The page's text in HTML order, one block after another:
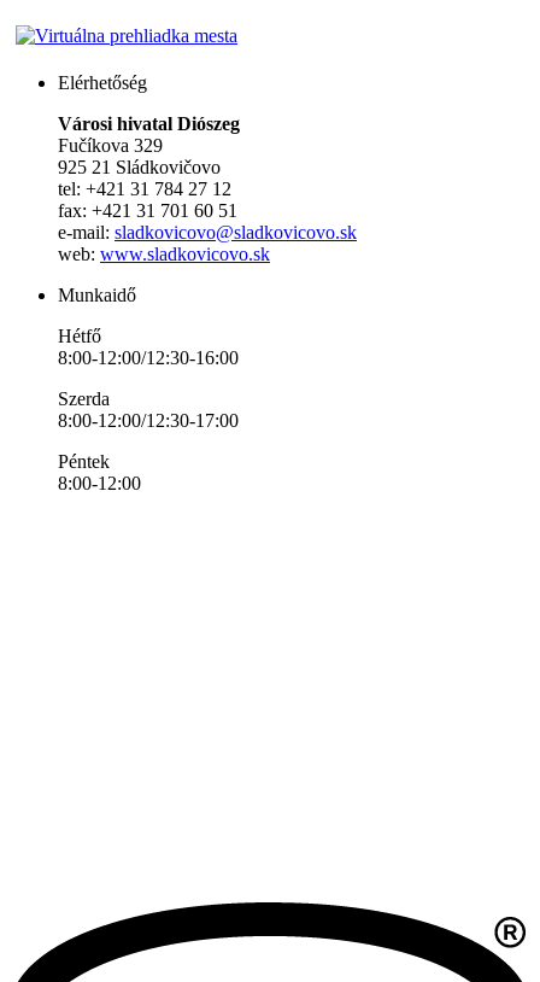
Elérhetőség
Városi hivatal Diószeg
Fučíkova 329
925 21 Sládkovičovo
tel: +421 31 784 27 12
fax: +421 31 701 60 51
e-mail: sladkovicovo@sladkovicovo.sk
web: www.sladkovicovo.sk
Munkaidő
Hétfő
8:00-12:00/12:30-16:00
Szerda
8:00-12:00/12:30-17:00
Péntek
8:00-12:00